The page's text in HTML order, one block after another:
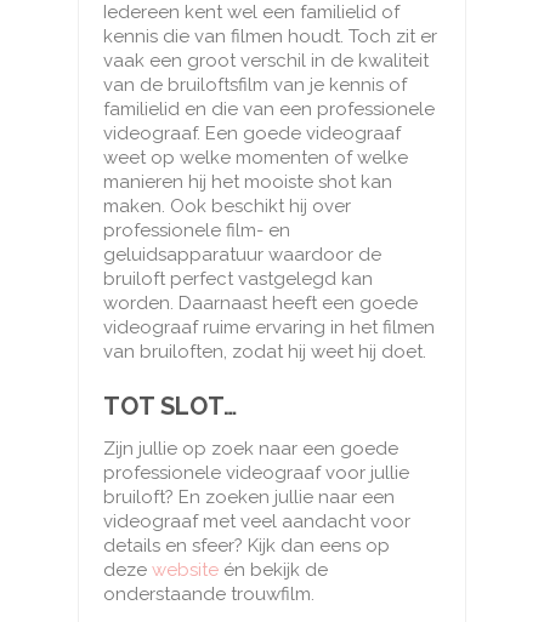
Iedereen kent wel een familielid of
kennis die van filmen houdt. Toch zit er
vaak een groot verschil in de kwaliteit
van de bruiloftsfilm van je kennis of
familielid en die van een professionele
videograaf. Een goede videograaf
weet op welke momenten of welke
manieren hij het mooiste shot kan
maken. Ook beschikt hij over
professionele film- en
geluidsapparatuur waardoor de
bruiloft perfect vastgelegd kan
worden. Daarnaast heeft een goede
videograaf ruime ervaring in het filmen
van bruiloften, zodat hij weet hij doet.
TOT SLOT…
Zijn jullie op zoek naar een goede
professionele videograaf voor jullie
bruiloft? En zoeken jullie naar een
videograaf met veel aandacht voor
details en sfeer? Kijk dan eens op
deze website én bekijk de
onderstaande trouwfilm.